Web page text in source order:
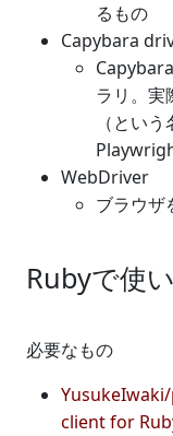
るもの
Capybara
ラリ。実
（とい
WebDriver
ブラウザ
Rubyで使
必要なもの
client for